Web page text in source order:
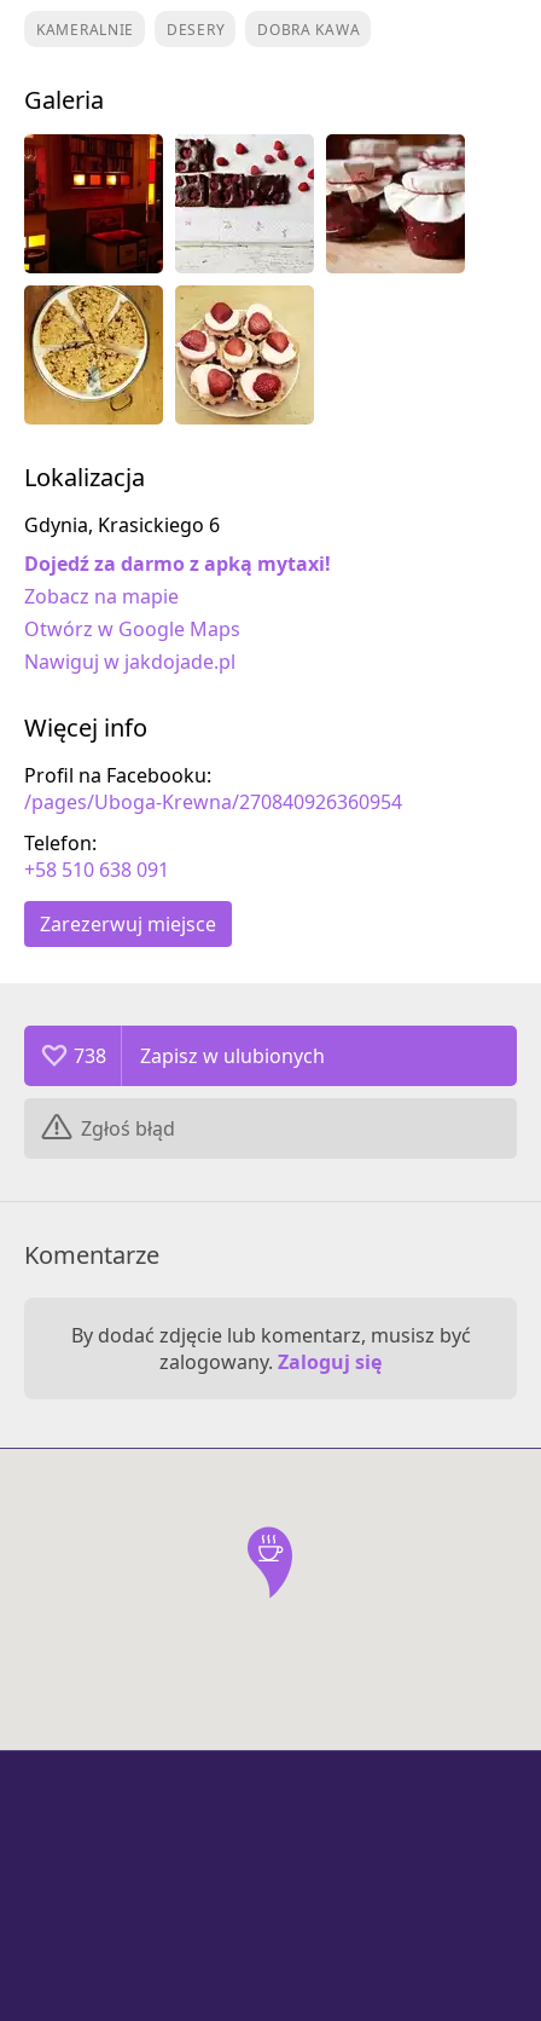
KAMERALNIE DESERY DOBRA KAWA
Galeria
Lokalizacja
Gdynia, Krasickiego 6
Dojedź za darmo z apką mytaxi!
Zobacz na mapie
Otwórz w Google Maps
Nawiguj w jakdojade.pl
Więcej info
Profil na Facebooku:
/pages/Uboga-Krewna/270840926360954
Telefon:
+58 510 638 091
Zarezerwuj miejsce
738
Zgłoś błąd
Komentarze
By dodać zdjęcie lub komentarz, musisz być
zalogowany. Zaloguj się